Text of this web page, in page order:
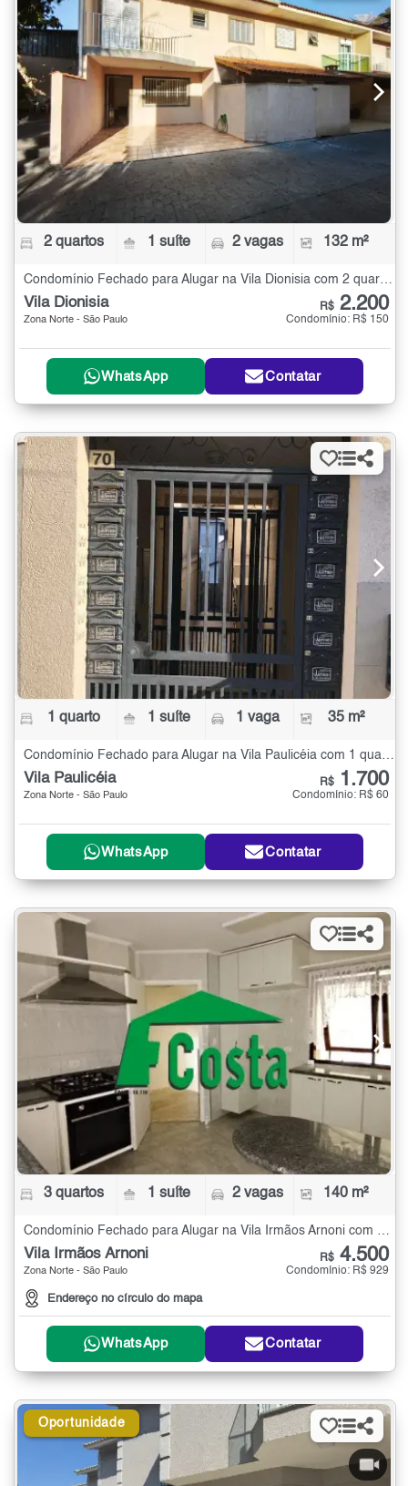
2 quartos 1 suíte 2 vagas 132 m²
Condomínio Fechado para Alugar na Vila Dionisia com 2 quartos - 132 m²
Vila Dionisia
Zona Norte - São Paulo
R$ 2.200
Condomínio: R$ 150
WhatsApp Contatar
1 quarto 1 suíte 1 vaga 35 m²
Condomínio Fechado para Alugar na Vila Paulicéia com 1 quarto - 35 m²
Vila Paulicéia
Zona Norte - São Paulo
R$ 1.700
Condomínio: R$ 60
WhatsApp Contatar
3 quartos 1 suíte 2 vagas 140 m²
Condomínio Fechado para Alugar na Vila Irmãos Arnoni com 3 quartos - 140 m²
Vila Irmãos Arnoni
Zona Norte - São Paulo
Endereço no círculo do mapa
R$ 4.500
Condomínio: R$ 929
WhatsApp Contatar
Oportunidade